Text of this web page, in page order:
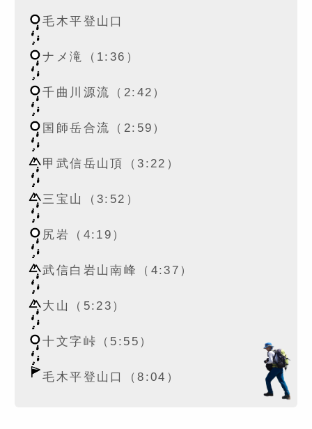
毛木平登山口
ナメ滝（1:36）
千曲川源流（2:42）
国師岳合流（2:59）
甲武信岳山頂（3:22）
三宝山（3:52）
尻岩（4:19）
武信白岩山南峰（4:37）
大山（5:23）
十文字峠（5:55）
毛木平登山口（8:04）